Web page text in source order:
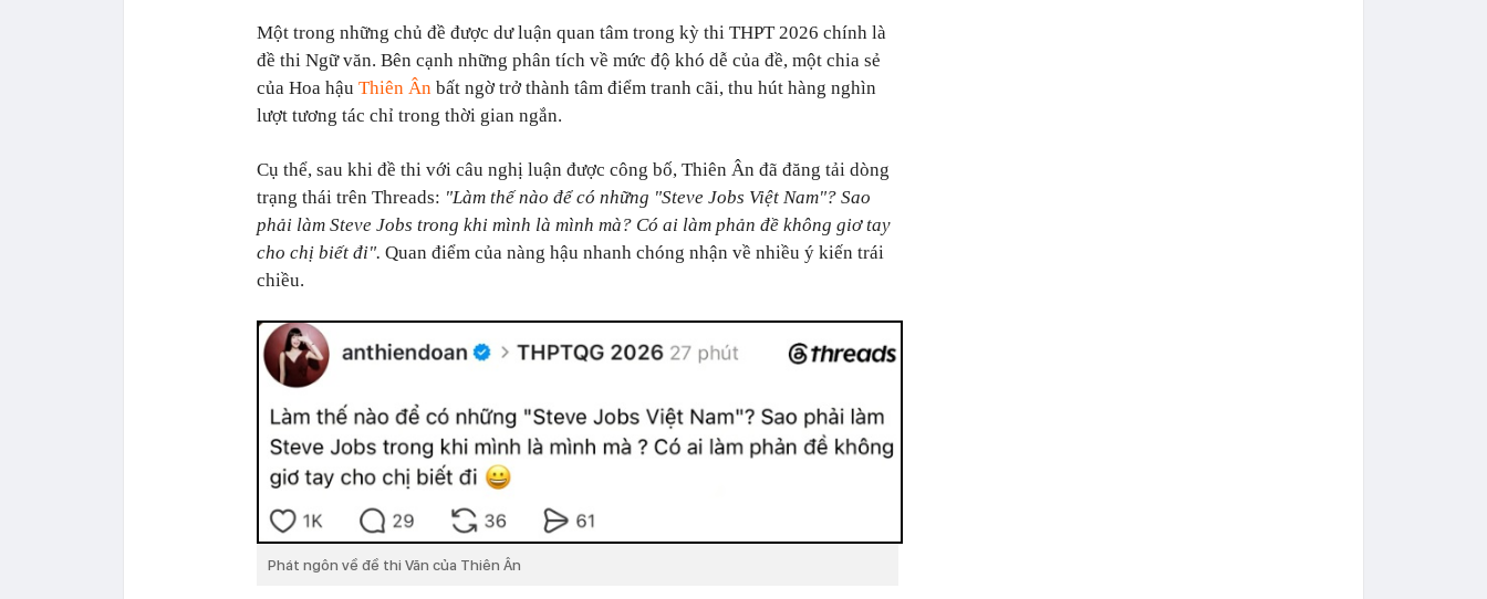
Một trong những chủ đề được dư luận quan tâm trong kỳ thi THPT 2026 chính là
đề thi Ngữ văn. Bên cạnh những phân tích về mức độ khó dễ của đề, một chia sẻ
của Hoa hậu Thiên Ân bất ngờ trở thành tâm điểm tranh cãi, thu hút hàng nghìn
lượt tương tác chỉ trong thời gian ngắn.
Cụ thể, sau khi đề thi với câu nghị luận được công bố, Thiên Ân đã đăng tải dòng
trạng thái trên Threads: "Làm thế nào để có những "Steve Jobs Việt Nam"? Sao
phải làm Steve Jobs trong khi mình là mình mà? Có ai làm phản đề không giơ tay
cho chị biết đi". Quan điểm của nàng hậu nhanh chóng nhận về nhiều ý kiến trái
chiều.
Phát ngôn về đề thi Văn của Thiên Ân